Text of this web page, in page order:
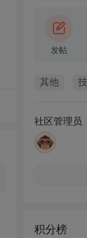
发帖
其他
社区管理员
积分榜